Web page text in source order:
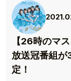
【26時のマ
放送冠番組
定！